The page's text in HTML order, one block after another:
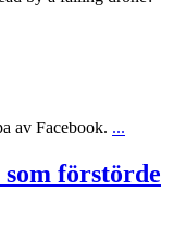
av Facebook. ...
förstörde